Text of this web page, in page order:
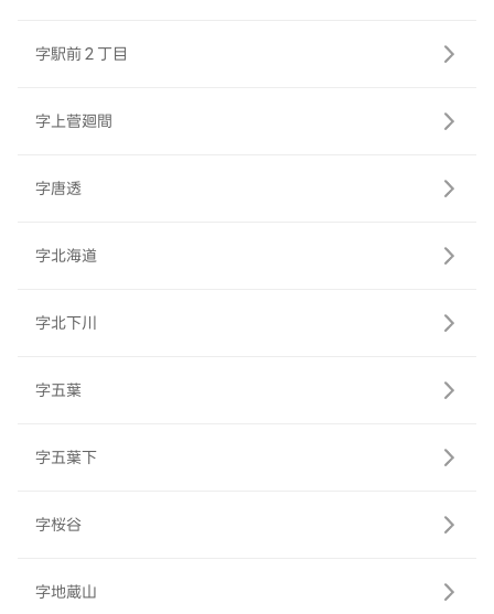
字駅前２丁目
字上菅廻間
字唐透
字北海道
字北下川
字五葉
字五葉下
字桜谷
字地蔵山